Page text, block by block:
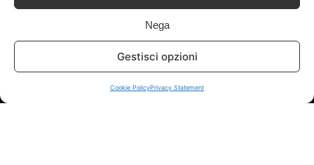
Nega
Gestisci opzioni
Cookie PolicyPrivacy Statement